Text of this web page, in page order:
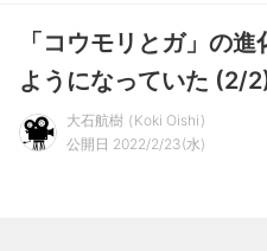
「コウモリとガ」の
ようになっていた (2/
大石航樹
Koki Oishi
公開日 2022/2/23(水)